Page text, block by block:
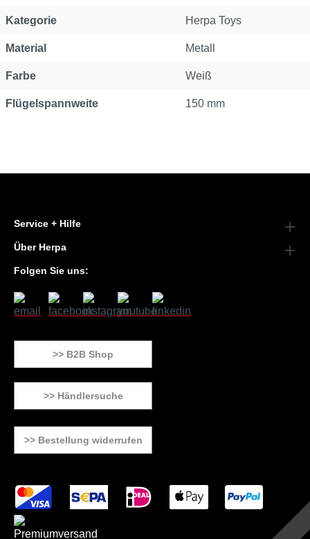
Kategorie Herpa Toys
Material Metall
Farbe Weiß
Flügelspannweite 150 mm
Service + Hilfe
Über Herpa
Folgen Sie uns:
>> B2B Shop
>> Händlersuche
>> Bestellung widerrufen